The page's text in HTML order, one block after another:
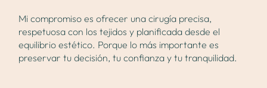
Mi compromiso es ofrecer una cirugía precisa,
respetuosa con los tejidos y planificada desde el
equilibrio estético. Porque lo más importante es
preservar tu decisión, tu confianza y tu tranquilidad.